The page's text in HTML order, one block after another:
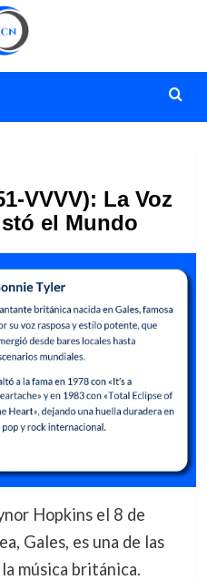
VVVV): La Voz
el Mundo
Hopkins el 8 de
Gales, es una de las
música británica.